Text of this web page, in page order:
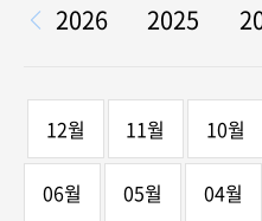
오시는 길
2026 2025
12월 11월 10월
06월 05월 04월